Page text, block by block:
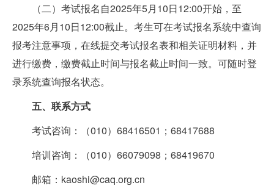
（二）考试报名自2025年5月10日12:00开始，至
2025年6月10日12:00截止。考生可在考试报名系统中查询
报考注意事项，在线提交考试报名表和相关证明材料，并
进行缴费，缴费截止时间与报名截止时间一致。可随时登
录系统查询报名状态。
五、联系方式
考试咨询：（010）68416501；68417688
培训咨询：（010）66079098；68419670
邮箱：kaoshi@caq.org.cn